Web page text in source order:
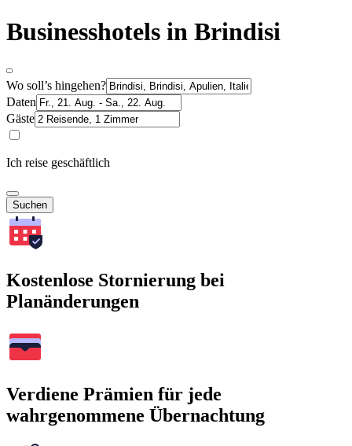
Businesshotels in Brindisi
Wo soll’s hingehen?
Daten
Gäste
Ich reise geschäftlich
Suchen
Kostenlose Stornierung bei
Planänderungen
Verdiene Prämien für jede
wahrgenommene Übernachtung